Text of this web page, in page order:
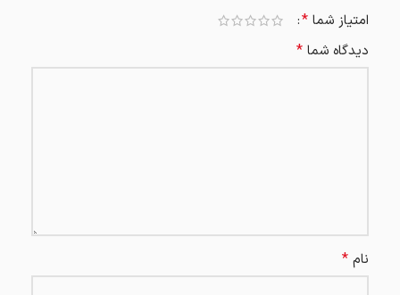
امتیاز شما *
دیدگاه شما *
نام *